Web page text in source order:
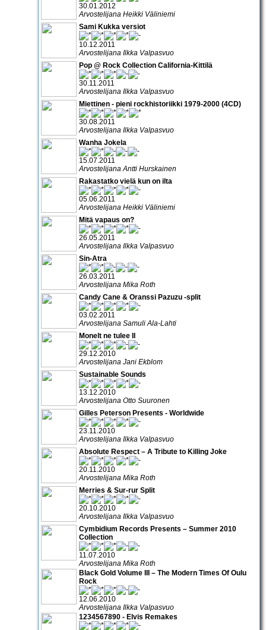
30.01.2012
Arvostelijana Heikki Väliniemi
Sami Kukka versiot
10.12.2011
Arvostelijana Ilkka Valpasvuo
Pop @ Rock Collection California-Kittilä
30.11.2011
Arvostelijana Ilkka Valpasvuo
Miettinen - pieni rockhistoriikki 1979-2000 (4CD)
30.08.2011
Arvostelijana Ilkka Valpasvuo
Wanha Jokela
15.07.2011
Arvostelijana Antti Hurskainen
Rakastatko vielä kun on ilta
05.06.2011
Arvostelijana Heikki Väliniemi
Mitä vapaus on?
26.05.2011
Arvostelijana Ilkka Valpasvuo
Sin-Atra
26.03.2011
Arvostelijana Mika Roth
Candy Cane & Oranssi Pazuzu -split
03.02.2011
Arvostelijana Samuli Ala-Lahti
Monelt ne tulee II
29.12.2010
Arvostelijana Jani Ekblom
Sustainable Sounds
13.12.2010
Arvostelijana Otto Suuronen
Gilles Peterson Presents - Worldwide
23.11.2010
Arvostelijana Ilkka Valpasvuo
Absolute Respect – A Tribute to Killing Joke
20.11.2010
Arvostelijana Mika Roth
Merries & Sur-rur Split
20.10.2010
Arvostelijana Ilkka Valpasvuo
Cymbidium Records Presents – Summer 2010
Collection
11.07.2010
Arvostelijana Mika Roth
Black Gold Volume III – The Modern Times Of Oulu
Rock
12.06.2010
Arvostelijana Ilkka Valpasvuo
1234567890 - Elvis Remakes